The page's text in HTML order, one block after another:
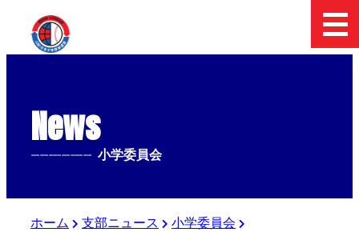
News
-------------- 小学委員会
ホーム 支部ニュース
小学委員会